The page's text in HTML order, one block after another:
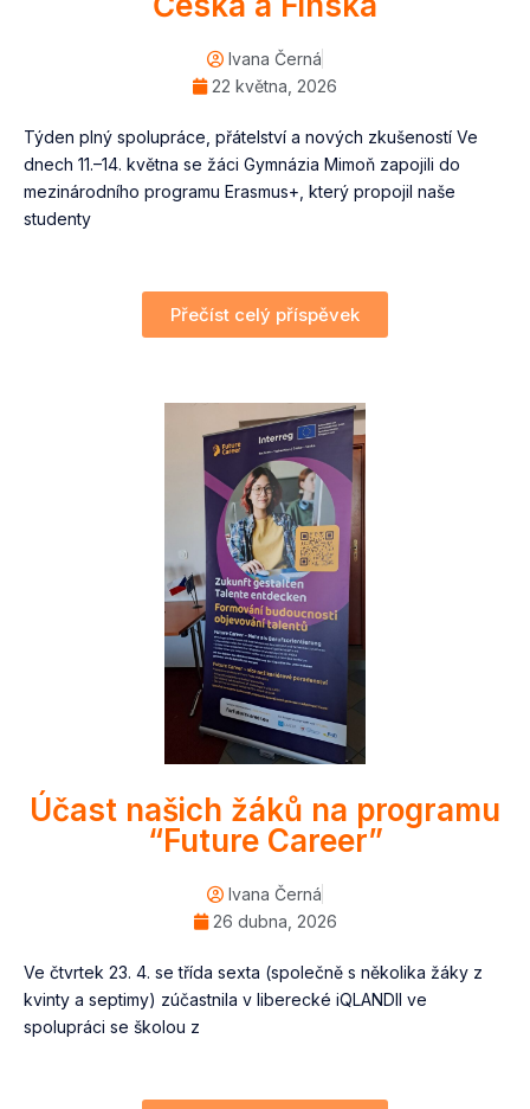
Ivana Černá
22 května, 2026
Týden plný spolupráce, přátelství a nových zkušeností Ve
dnech 11.–14. května se žáci Gymnázia Mimoň zapojili do
mezinárodního programu Erasmus+, který propojil naše
studenty
Přečíst celý příspěvek
Účast našich žáků na programu
“Future Career”
Ivana Černá
26 dubna, 2026
Ve čtvrtek 23. 4. se třída sexta (společně s několika žáky z
kvinty a septimy) zúčastnila v liberecké iQLANDII ve
spolupráci se školou z